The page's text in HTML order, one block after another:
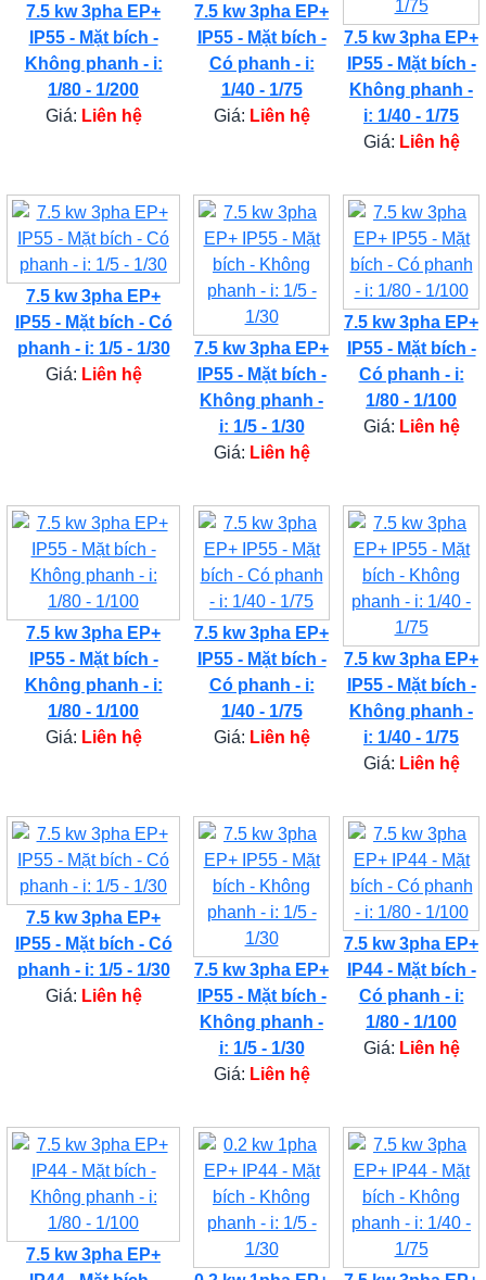
7.5 kw 3pha EP+
IP55 - Mặt bích -
Không phanh - i:
1/80 - 1/200
Giá: Liên hệ
7.5 kw 3pha EP+
IP55 - Mặt bích -
Có phanh - i:
1/40 - 1/75
Giá: Liên hệ
7.5 kw 3pha EP+
IP55 - Mặt bích -
Không phanh -
i: 1/40 - 1/75
Giá: Liên hệ
7.5 kw 3pha EP+
IP55 - Mặt bích - Có
phanh - i: 1/5 - 1/30
Giá: Liên hệ
7.5 kw 3pha EP+
IP55 - Mặt bích -
Không phanh -
i: 1/5 - 1/30
Giá: Liên hệ
7.5 kw 3pha EP+
IP55 - Mặt bích -
Có phanh - i:
1/80 - 1/100
Giá: Liên hệ
7.5 kw 3pha EP+
IP55 - Mặt bích -
Không phanh - i:
1/80 - 1/100
Giá: Liên hệ
7.5 kw 3pha EP+
IP55 - Mặt bích -
Có phanh - i:
1/40 - 1/75
Giá: Liên hệ
7.5 kw 3pha EP+
IP55 - Mặt bích -
Không phanh -
i: 1/40 - 1/75
Giá: Liên hệ
7.5 kw 3pha EP+
IP55 - Mặt bích - Có
phanh - i: 1/5 - 1/30
Giá: Liên hệ
7.5 kw 3pha EP+
IP55 - Mặt bích -
Không phanh -
i: 1/5 - 1/30
Giá: Liên hệ
7.5 kw 3pha EP+
IP44 - Mặt bích -
Có phanh - i:
1/80 - 1/100
Giá: Liên hệ
7.5 kw 3pha EP+